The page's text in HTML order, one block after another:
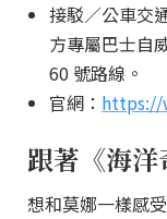
接駁／公車交
方專屬巴士自
60 號路線。
官網： https://
跟著《海
想和莫娜一樣感